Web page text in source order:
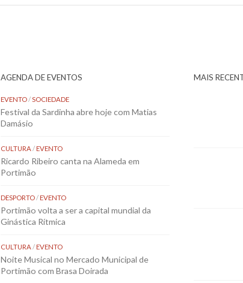
AGENDA DE EVENTOS
EVENTO/SOCIEDADE
Festival da Sardinha abre hoje com Matias
Damásio
CULTURA/EVENTO
Ricardo Ribeiro canta na Alameda em
Portimão
DESPORTO/EVENTO
Portimão volta a ser a capital mundial da
Ginástica Rítmica
CULTURA/EVENTO
Noite Musical no Mercado Municipal de
Portimão com Brasa Doirada
MAIS